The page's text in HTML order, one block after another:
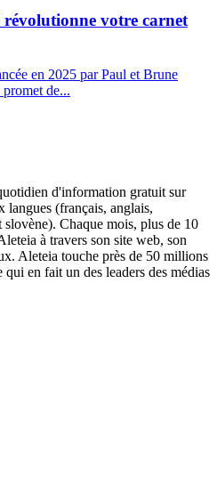
votre carnet
en 2025 par Paul et Brune
de...
d'information gratuit sur
langues (français, anglais,
Chaque mois, plus de 10
à travers son site web, son
Aleteia touche près de 50 millions
qui en fait un des leaders des médias